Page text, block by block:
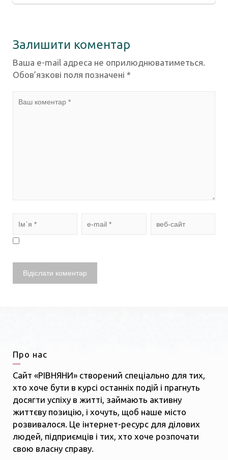
Залишити коментар
Ваша e-mail адреса не оприлюднюватиметься.
Обов’язкові поля позначені *
Про нас
Сайт «РІВНЯНИ» створений спеціально для тих,
хто хоче бути в курсі останніх подій і прагнуть
досягти успіху в житті, займають активну
життєву позицію, і хочуть, щоб наше місто
розвивалося. Це інтернет-ресурс для ділових
людей, підприємців і тих, хто хоче розпочати
свою власну справу.